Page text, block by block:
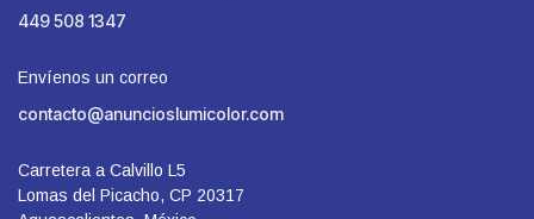
449 508 1347​
Envíenos un correo
contacto@anuncioslumicolor.com
Carretera a Calvillo L5
Lomas del Picacho, CP 20317